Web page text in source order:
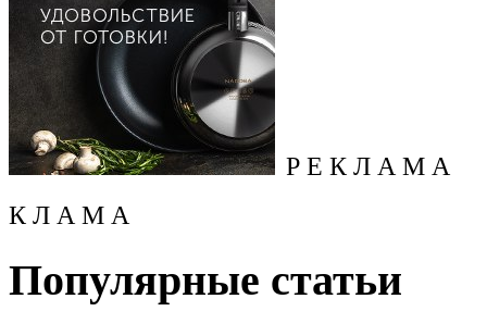
Р Е К Л А М А
К Л А М А
Популярные статьи